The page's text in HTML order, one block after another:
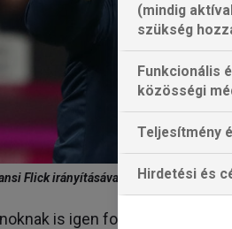
Flick irányításával ismét szárnyal a
is igen fontos lenne a
(mindig
szükség
Funkcionális
közösségi
Teljesítmény
Hirdetési és